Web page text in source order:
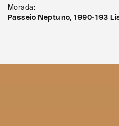
Morada:
Passeio Neptuno, 1990-193